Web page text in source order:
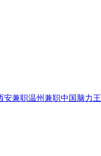
安兼职温州兼职中国脑力王